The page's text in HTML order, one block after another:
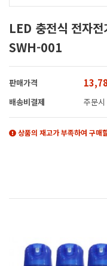
LED 충전식 전자
SWH-001
판매가격
배송비결제 주문
상품의 재고가 부족하여 구매